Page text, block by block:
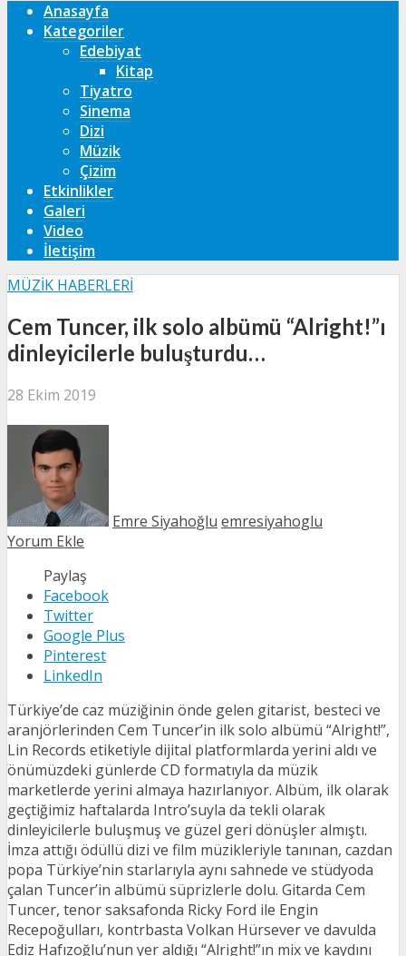
Anasayfa
Kategoriler
Edebiyat
Kitap
Tiyatro
Sinema
Dizi
Müzik
Çizim
Etkinlikler
Galeri
Video
İletişim
MÜZIK HABERLERI
Cem Tuncer, ilk solo albümü “Alright!”ı
dinleyicilerle buluşturdu…
28 Ekim 2019
Emre Siyahoğlu emresiyahoglu
Yorum Ekle
Paylaş
Facebook
Twitter
Google Plus
Pinterest
LinkedIn
Türkiye’de caz müziğinin önde gelen gitarist, besteci ve
aranjörlerinden Cem Tuncer’in ilk solo albümü “Alright!”,
Lin Records etiketiyle dijital platformlarda yerini aldı ve
önümüzdeki günlerde CD formatıyla da müzik
marketlerde yerini almaya hazırlanıyor. Albüm, ilk olarak
geçtiğimiz haftalarda Intro’suyla da tekli olarak
dinleyicilerle buluşmuş ve güzel geri dönüşler almıştı.
İmza attığı ödüllü dizi ve film müzikleriyle tanınan, cazdan
popa Türkiye’nin starlarıyla aynı sahnede ve stüdyoda
çalan Tuncer’in albümü süprizlerle dolu. Gitarda Cem
Tuncer, tenor saksafonda Ricky Ford ile Engin
Recepoğulları, kontrbasta Volkan Hürsever ve davulda
Ediz Hafızoğlu’nun yer aldığı “Alright!”ın mix ve kaydını